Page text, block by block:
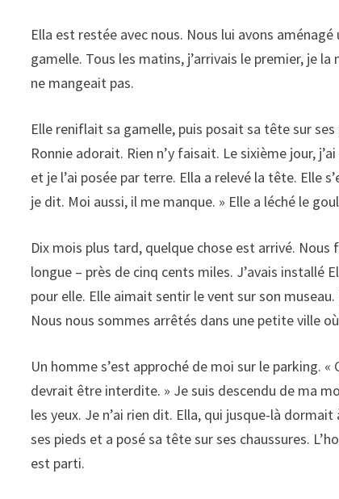
Ella est restée avec nous. Nous lui avons
gamelle. Tous les matins, j’arrivais le premier, je
ne mangeait pas.
Elle reniflait sa gamelle, puis posait sa tête sur
Ronnie adorait. Rien n’y faisait. Le sixième jour,
et je l’ai posée par terre. Ella a relevé la tête. Elle
je dit. Moi aussi, il me manque. » Elle a léché le
Dix mois plus tard, quelque chose est arrivé.
longue – près de cinq cents miles. J’avais installé
pour elle. Elle aimait sentir le vent sur son
Nous nous sommes arrêtés dans une petite ville
Un homme s’est approché de moi sur le parking.
devrait être interdite. » Je suis descendu de ma
les yeux. Je n’ai rien dit. Ella, qui jusque-là dormait
ses pieds et a posé sa tête sur ses chaussures.
est parti.